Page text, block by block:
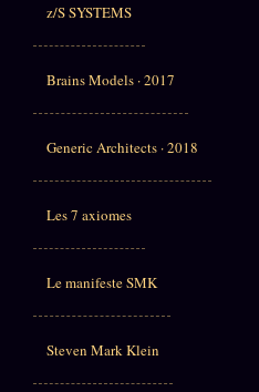
z/S SYSTEMS
Brains Models · 2017
Generic Architects · 2018
Les 7 axiomes
Le manifeste SMK
Steven Mark Klein